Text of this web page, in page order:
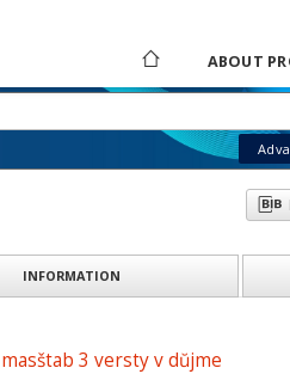
ABOUT
INFORMATION
3 versty v dŭjme